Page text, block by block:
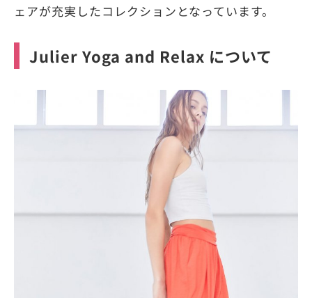
ェアが充実したコレクションとなっています。
Julier Yoga and Relax について